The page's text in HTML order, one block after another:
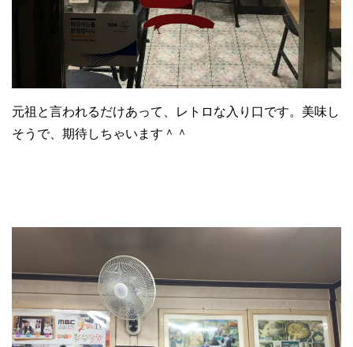
元祖と言われるだけあって、レトロな入り口です。美味し
そうで、期待しちゃいます＾＾